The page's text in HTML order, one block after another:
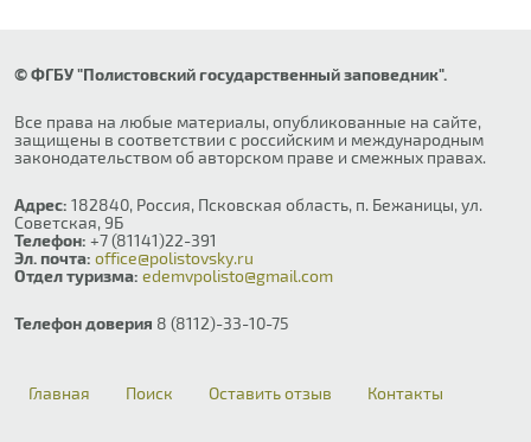
© ФГБУ "Полистовский государственный заповедник".
Все права на любые материалы, опубликованные на сайте,
защищены в соответствии с российским и международным
законодательством об авторском праве и смежных правах.
Адрес: 182840, Россия, Псковская область, п. Бежаницы, ул.
Советская, 9Б
Телефон: +7 (81141)22-391
Эл. почта: office@polistovsky.ru
Отдел туризма: edemvpolisto@gmail.com
Телефон доверия 8 (8112)-33-10-75
Главная Поиск Оставить отзыв Контакты